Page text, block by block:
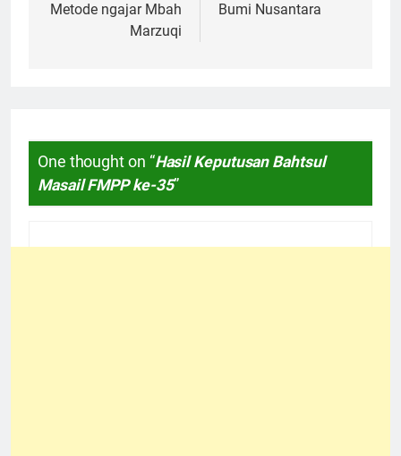
Metode ngajar Mbah
Marzuqi
Bumi Nusantara
One thought on “Hasil Keputusan Bahtsul
Masail FMPP ke-35”